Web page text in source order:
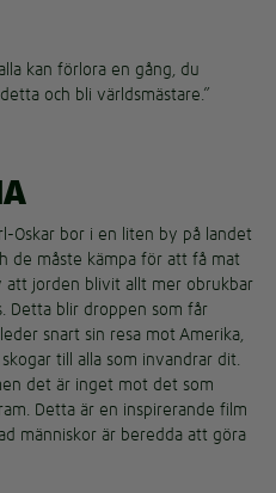
kan förlora en gång, du
och bli världsmästare.”
Oskar bor i en liten by på landet
de måste kämpa för att få mat
att jorden blivit allt mer obrukbar
Detta blir droppen som får
snart sin resa mot Amerika,
till alla som invandrar dit.
det är inget mot det som
Detta är en inspirerande film
människor är beredda att göra